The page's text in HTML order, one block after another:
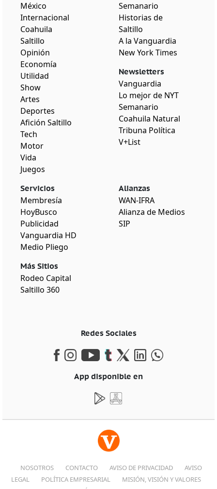
México
Internacional
Coahuila
Saltillo
Opinión
Economía
Utilidad
Show
Artes
Deportes
Afición Saltillo
Tech
Motor
Vida
Juegos
Semanario
Historias de
Saltillo
A la Vanguardia
New York Times
Newsletters
Vanguardia
Lo mejor de NYT
Semanario
Coahuila Natural
Tribuna Política
V+List
Servicios
Membresía
HoyBusco
Publicidad
Vanguardia HD
Medio Pliego
Más Sitios
Rodeo Capital
Saltillo 360
Alianzas
WAN-IFRA
Alianza de Medios
SIP
Redes Sociales
App disponible en
NOSOTROS CONTACTO AVISO DE PRIVACIDAD
AVISO
LEGAL
POLÍTICA EMPRESARIAL
MISIÓN, VISIÓN Y VALORES